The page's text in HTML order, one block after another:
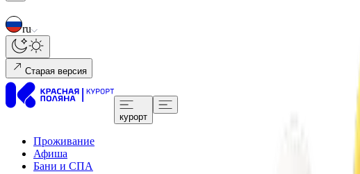
ru
Старая версия
курорт
Проживание
Афиша
Бани и СПА